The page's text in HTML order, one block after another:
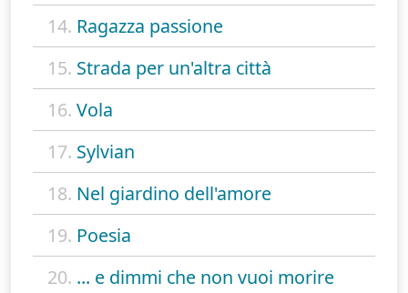
14. Ragazza passione
15. Strada per un'altra città
16. Vola
17. Sylvian
18. Nel giardino dell'amore
19. Poesia
20. ... e dimmi che non vuoi morire